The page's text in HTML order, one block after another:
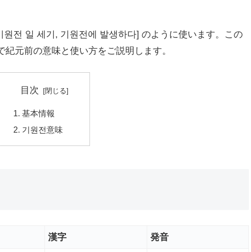
전 일 세기, 기원전에 발생하다] のように使います。この
元前の意味と使い方をご説明します。
目次
基本情報
기원전意味
漢字 発音